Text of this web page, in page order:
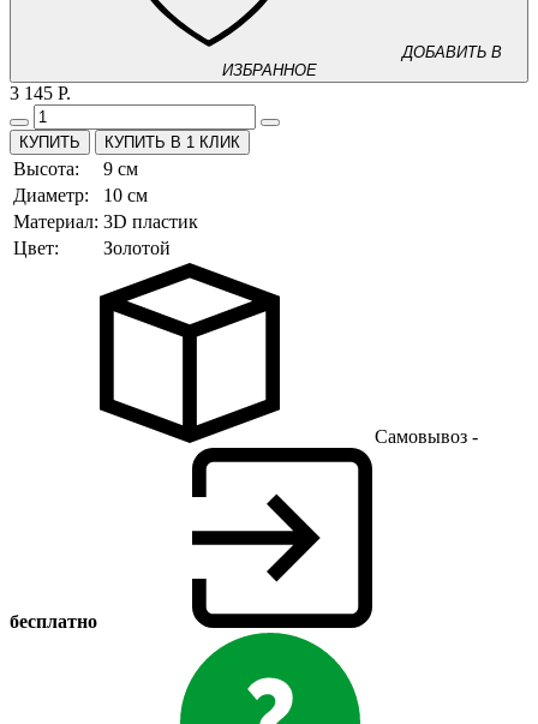
ДОБАВИТЬ В
ИЗБРАННОЕ
3 145 Р.
КУПИТЬ В 1 КЛИК
Высота:
9 см
Диаметр:
10 см
Материал: 3D пластик
Цвет:
Золотой
Самовывоз -
бесплатно